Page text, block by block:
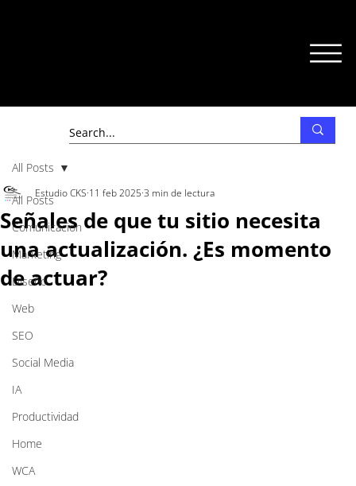
All Posts
Comunicación
Marketing
Diseño
Web
SEO
Social Media
IA
Productividad
Home
WCA
All Posts
Señales de que tu sitio necesita
una actualización. ¿Es momento
de actuar?
Estudio CKS 11 feb 2025 3 min de lectura